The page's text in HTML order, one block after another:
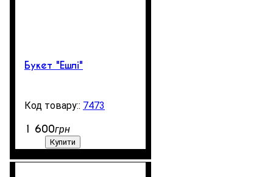
Букет "Ешлі"
7473
1 600грн
Купити